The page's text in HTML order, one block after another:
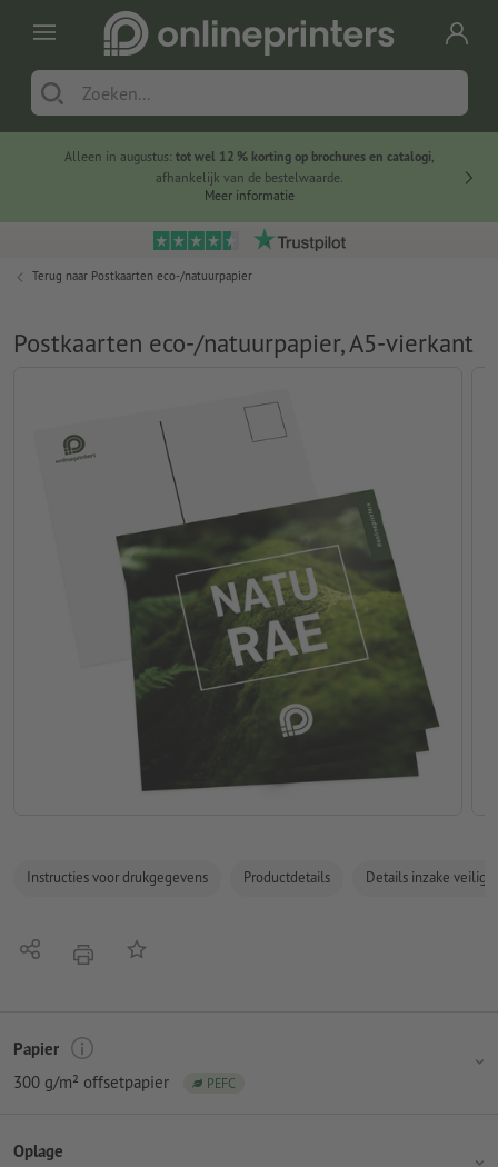
Alleen in augustus: tot wel 12 % korting op brochures en catalogi,
afhankelijk van de bestelwaarde.
Meer informatie
Terug naar Postkaarten eco-/natuurpapier
Postkaarten eco-/natuurpapier, A5-vierkant
Instructies voor drukgegevens Productdetails Details inzake
Delen afdrukkenOp de lijst
Papier
300 g/m² offsetpapier
PEFC
Oplage